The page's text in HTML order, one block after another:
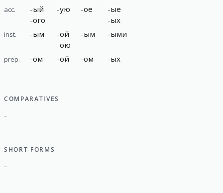
acc. -ый
-ого
-ую -ое -ые
-ых
inst. -ым -ой
-ою
-ым -ыми
prep. -ом -ой -ом -ых
COMPARATIVES
-
SHORT FORMS
-